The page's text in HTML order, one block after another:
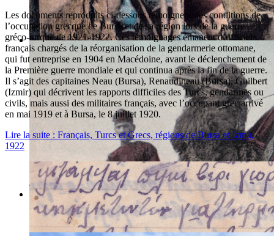
Les documents reproduits ci-dessous témoignent des conditions de
l’occupation grecque de Bursa et de sa région lors de la guerre
gréco-turque de 1921-1922. Ces témoignages émanent d’officiers
français chargés de la réorganisation de la gendarmerie ottomane,
qui fut entreprise en 1904 en Macédoine, avant le déclenchement de
la Première guerre mondiale et qui continua après la fin de la guerre.
Il s’agit des capitaines Neau (Bursa), Renaudineau (Bursa), Guilbert
(Izmir) qui décrivent les rapports difficiles des Turcs, gendarmes ou
civils, mais aussi des militaires français, avec l’occupant grec arrivé
en mai 1919 et à Bursa, le 8 juillet 1920.
Lire la suite : Français, Turcs et Grecs, régions de Bursa et Izmir,
1922